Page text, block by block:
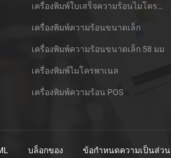
เครื่องพิมพ์ใบเสร็จความร้อนไมโครพาเนล
เครื่องพิมพ์ความร้อนขนาดเล็ก
เครื่องพิมพ์ความร้อนขนาดเล็ก 58 มม
เครื่องพิมพ์ไมโครพาเนล
เครื่องพิมพ์ความร้อน POS
บล็อกของ ข้อกำหนดความเป็นส่ว